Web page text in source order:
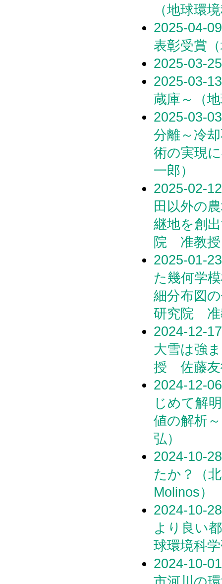
（地球環
2025-04-
表彰受賞
2025-03-
2025-03-
蔵庫～（
2025-03-
分離～冷
術の実現
一郎）
2025-02-
田以外の
継地を創
院 准教
2025-01-
た幾何学
細分布図
研究院
2024-12-
大雪は強
授 佐藤友
2024-12-
じめて解
値の解析
弘）
2024-10-
たか？（
Molinos）
2024-10-
より良い
球環境科
2024-10-